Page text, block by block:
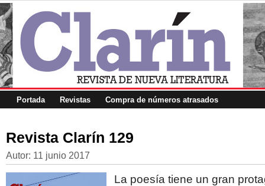
Portada Revistas Compra de números atrasados
Revista Clarín 129
Autor: 11 junio 2017
La poesía tiene un gran